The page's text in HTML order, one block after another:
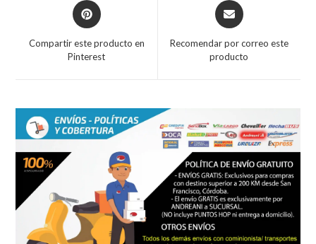
Opens
in
new
Compartir este producto en
Pinterest
Opens
in
new
Recomendar por correo este
producto